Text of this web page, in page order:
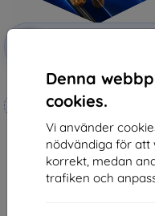
Denna
cookies.
Vi använder
nödvändiga för att
korrekt, medan
trafiken och
Rabatt
3mk Hammer protective
Tillverkat efter mått
247 kr
222 kr
I lager 4 st